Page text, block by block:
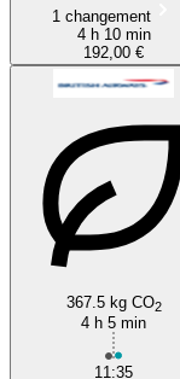
1 changement
4 h 10 min
192,00 €
367.5 kg CO2
4 h 5 min
11:35